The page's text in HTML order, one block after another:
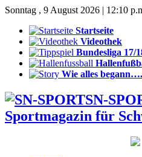
Sonntag , 9 August 2026 | 12:10
Startseite
Videothek
Bundesliga 17/
Wie alles begann….
SN-
Sportmagazin für